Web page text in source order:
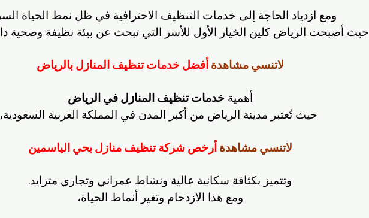
ومع ازدياد الحاجة إلى خدمات التنظيف الاحترافية في ظل نمط الحياة
حيث أصبحت الرياض كلين الخيار الأول للأسر التي تبحث عن بيئة نظيفة وصحية
لاتنسي مشاهدةأفضل خدمات تنظيف المنازل بالرياض
أهميةخدمات تنظيف المنازل في الرياض
حيث تُعتبر مدينة الرياض من أكبر المدن في المملكة العربية السعودية،
لاتنسي مشاهدة أرخص شركة تنظيف منازل بحي الياسمين
وتتميز بكثافة سكانية عالية ونشاط عمراني وتجاري متزايد.
ومع هذا الازدحام وتغير أنماط الحياة،